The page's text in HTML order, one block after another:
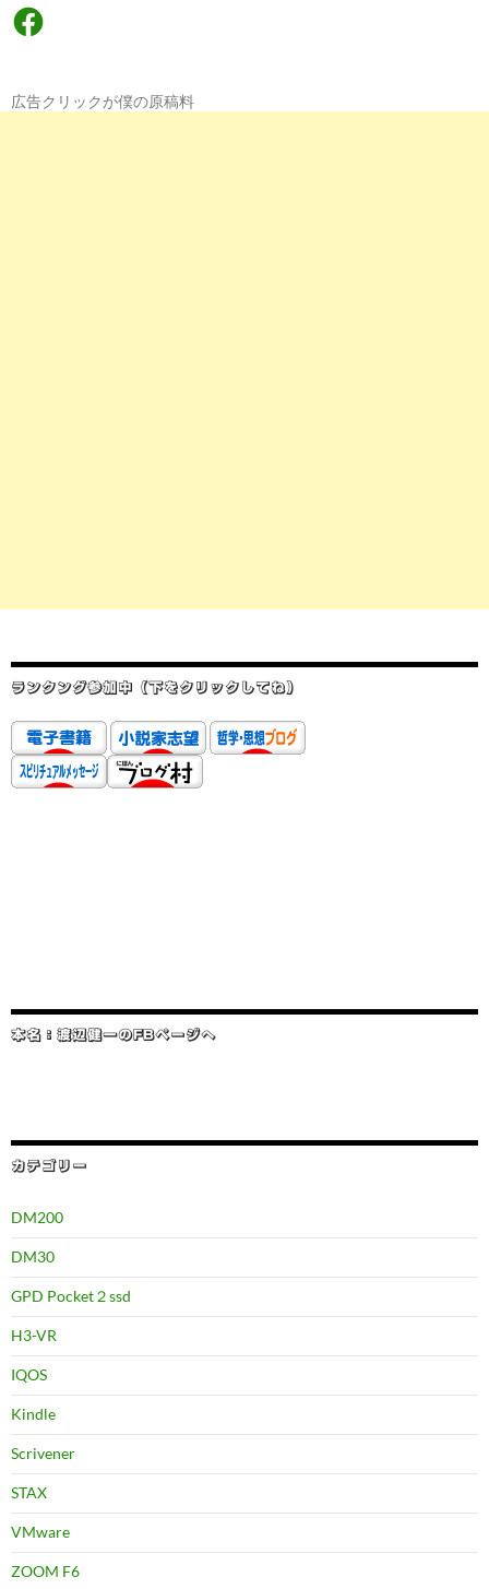
Facebook
広告クリックが僕の原稿料
ランクング参加中（下をクリックしてね）
本名：渡辺健一のFBページへ
カテゴリー
DM200
DM30
GPD Pocket２ssd
H3-VR
IQOS
Kindle
Scrivener
STAX
VMware
ZOOM F6